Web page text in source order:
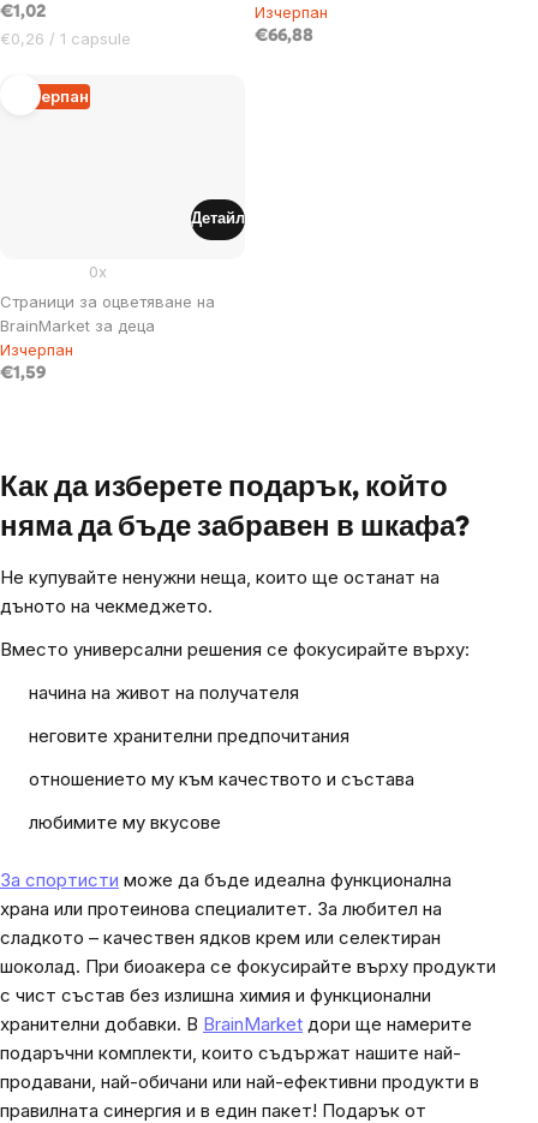
€1,02
Цена
мярка:
€0,26 / 1 capsule
Изчерпан
€66,88
Изчерпан
Страници за оцветяване на
BrainMarket за деца
0x
Изчерпан
€1,59
Детайл
controls
Как да изберете подарък, който
няма да бъде забравен в шкафа?
Не купувайте ненужни неща, които ще останат на
дъното на чекмеджето.
Вместо универсални решения се фокусирайте върху:
начина на живот на получателя
неговите хранителни предпочитания
отношението му към качеството и състава
любимите му вкусове
За спортисти може да бъде идеална функционална
храна или протеинова специалитет. За любител на
сладкото – качествен ядков крем или селектиран
шоколад. При биоакера се фокусирайте върху продукти
с чист състав без излишна химия и функционални
хранителни добавки. В BrainMarket дори ще намерите
подаръчни комплекти, които съдържат нашите най-
продавани, най-обичани или най-ефективни продукти в
правилната синергия и в един пакет! Подарък от